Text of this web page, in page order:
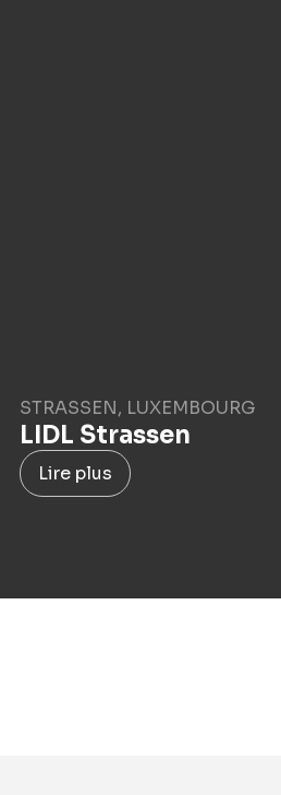
STRASSEN, LUXEMBOURG
LIDL Strassen
Lire plus